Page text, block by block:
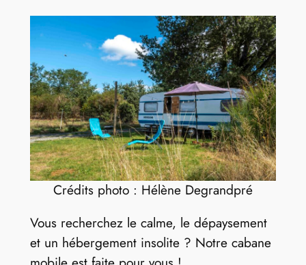
Crédits photo : Hélène Degrandpré
Vous recherchez le calme, le dépaysement
et un hébergement insolite ? Notre cabane